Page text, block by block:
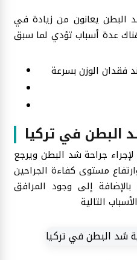
البطن يعانون من زيادة في
عدة أسباب تؤدي لما سبق
البطن في تركيا
لإجراء جراحة شد البطن ويرجع
مستوى كفاءة الجراحين
بالإضافة إلى وجود المرافق